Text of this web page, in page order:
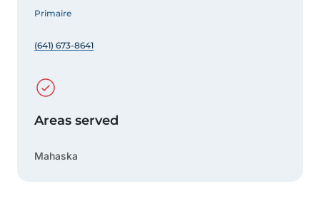
Primaire
(641) 673-8641
Areas served
Mahaska